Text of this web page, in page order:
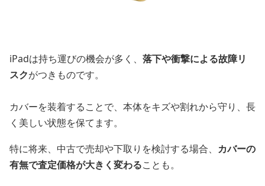
iPadは持ち運びの機会が多く、 落下や衝撃による故障リ
スクがつきものです。
カバーを装着することで、本体をキズや割れから守り、長
く美しい状態を保てます。
特に将来、中古で売却や下取りを検討する場合、 カバーの
有無で査定価格が大きく変わることも。